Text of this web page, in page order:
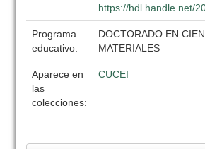
https://hdl.handle.net/
Programa
educativo:
DOCTORADO EN
MATERIALES
Aparece en
las
colecciones:
CUCEI